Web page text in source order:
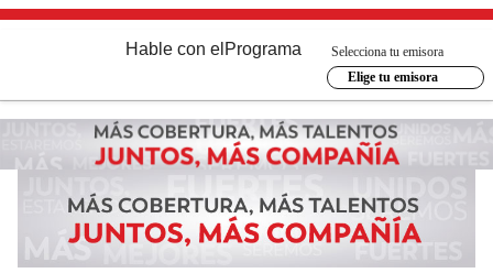
Hable con el Programa
Selecciona tu emisora
Elige tu emisora